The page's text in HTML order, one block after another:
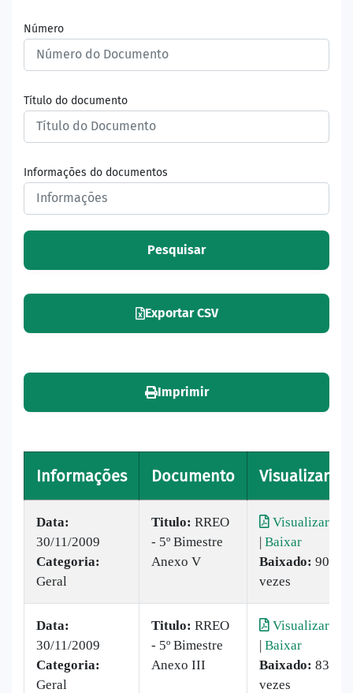
Número
Título do documento
Informações do documentos
Pesquisar
Exportar CSV
Imprimir
Informações Documento Visualizar
Data:
30/11/2009
Categoria:
Geral
Titulo: RREO
- 5º Bimestre
Anexo V
Visualizar
| Baixar
Baixado: 90
vezes
Data:
30/11/2009
Categoria:
Geral
Titulo: RREO
- 5º Bimestre
Anexo III
Visualizar
| Baixar
Baixado: 83
vezes